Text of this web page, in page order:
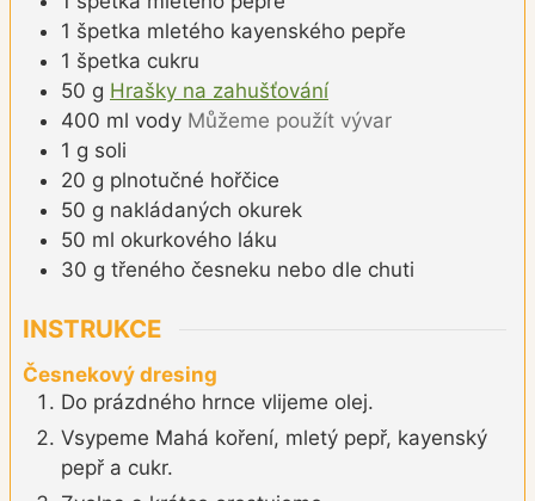
1 špetka mletého kayenského pepře
1 špetka cukru
50 g Hrašky na zahušťování
400 ml vody Můžeme použít vývar
1 g soli
20 g plnotučné hořčice
50 g nakládaných okurek
50 ml okurkového láku
30 g třeného česneku nebo dle chuti
INSTRUKCE
Česnekový dresing
Do prázdného hrnce vlijeme olej.
Vsypeme Mahá koření, mletý pepř, kayenský
pepř a cukr.